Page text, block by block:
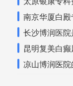
南京华厦白
长沙博润医
昆明复美白
凉山博润医